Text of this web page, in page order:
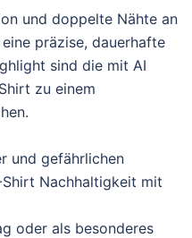
und doppelte Nähte an
präzise, dauerhafte
sind die mit AI
zu einem
und gefährlichen
Nachhaltigkeit mit
oder als besonderes